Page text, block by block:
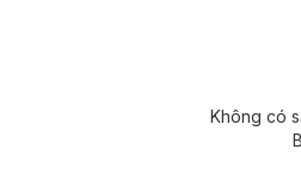
Không có